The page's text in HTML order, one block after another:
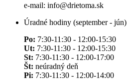
e-mail: info@drietoma.sk
Úradné hodiny (september - jún)
Po: 7:30-11:30 - 12:00-15:30
Ut: 7:30-11:30 - 12:00-15:30
St: 7:30-11:30 - 12:00-17:00
Št: neúradný deň
Pi: 7:30-11:30 - 12:00-14:00